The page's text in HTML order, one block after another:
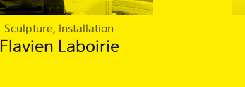
Sculpture, Installation
Flavien Laboirie